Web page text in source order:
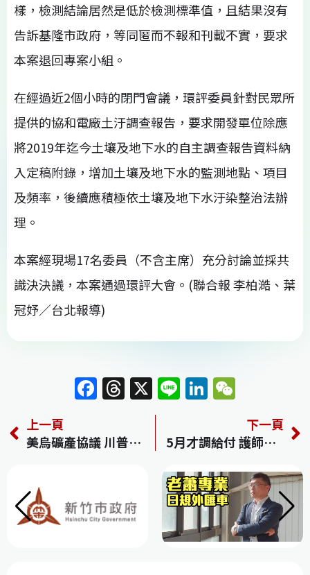
樣，檢測結論居然是低於檢測標準值，且結果沒有
告訴基隆市政府，等同匿而不報和刊載不實，要求
本案退回專案小組。
在經過近2個小時的閉門會議，環評委員針對民眾所
提供的協和電廠土汙調查報告，要求開發單位除應
將2019年迄今土壤及地下水的自主調查報告資料納
入定稿附錄，增加土壤及地下水的監測地點、項目
及頻率，後續應積極依土壤及地下水汙染整治法辦
理。
本案經現場17名委員（不含主席）充分討論並採共
識決決議，本案通過環評大會。(聯合報 李柏澔、葉
冠妤／台北報導)
F
c
e
o
o
T
re
a
s
X Li
e
Li
k
e
dI
n
e
C
h
at
上一頁
美烏礦產協議 川普稱最快28日簽署
下一頁
5月才調給付 護師批緩不濟急